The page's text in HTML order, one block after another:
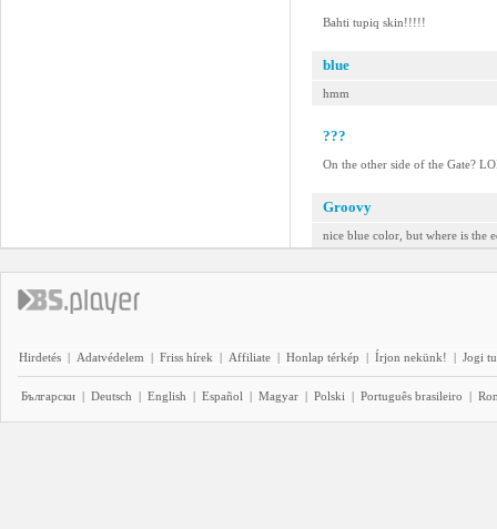
Bahti tupiq skin!!!!!
blue
hmm
???
On the other side of the Gate?
Groovy
nice blue color, but where is the
Hirdetés | Adatvédelem | Friss hírek | Affiliate | Honlap térkép | Írjon nekünk! | Jogi
Български | Deutsch | English | Español | Magyar | Polski | Português brasileiro |